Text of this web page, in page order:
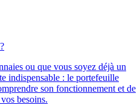
ou que vous soyez déjà un
indispensable : le portefeuille
son fonctionnement et de
besoins.